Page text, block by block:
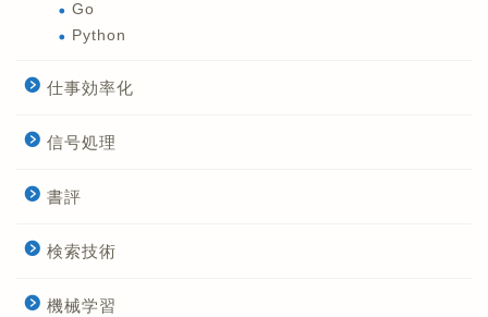
Go
Python
仕事効率化
信号処理
書評
検索技術
機械学習